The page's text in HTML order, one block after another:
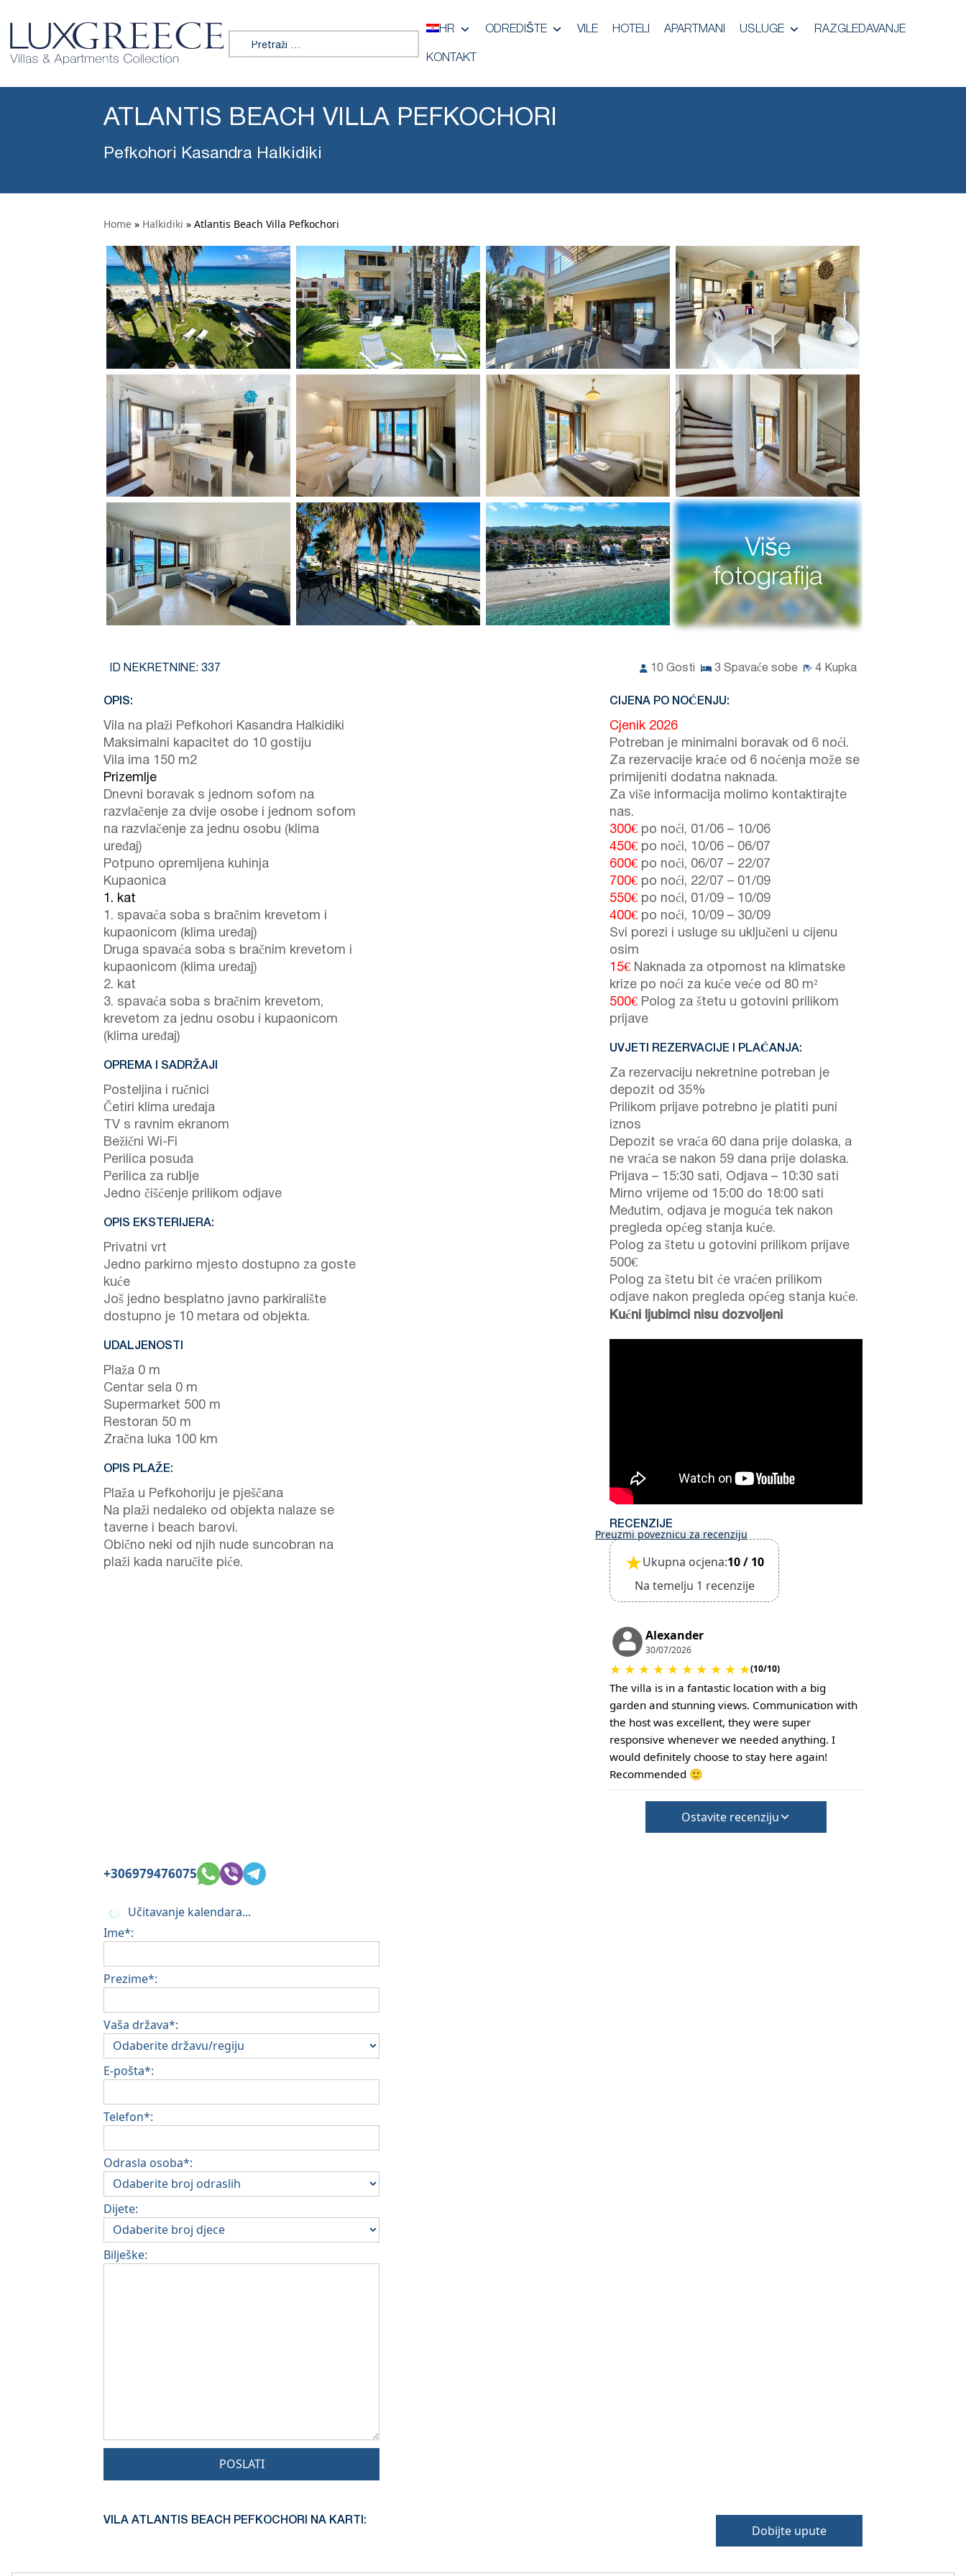
Tražiti:
HR ODREDIŠTE VILE HOTELI APARTMANI USLUGE RAZGLEDAVANJE
KONTAKT
ATLANTIS BEACH VILLA PEFKOCHORI
Pefkohori Kasandra Halkidiki
Home » Halkidiki » Atlantis Beach Villa Pefkochori
Više
fotografija
ID NEKRETNINE: 337 10 Gosti 3 Spavaće sobe 4 Kupka
OPIS:
Vila na plaži Pefkohori Kasandra Halkidiki
Maksimalni kapacitet do 10 gostiju
Vila ima 150 m2
Prizemlje
Dnevni boravak s jednom sofom na
razvlačenje za dvije osobe i jednom sofom
na razvlačenje za jednu osobu (klima
uređaj)
Potpuno opremljena kuhinja
Kupaonica
1. kat
1. spavaća soba s bračnim krevetom i
kupaonicom (klima uređaj)
Druga spavaća soba s bračnim krevetom i
kupaonicom (klima uređaj)
2. kat
3. spavaća soba s bračnim krevetom,
krevetom za jednu osobu i kupaonicom
(klima uređaj)
OPREMA I SADRŽAJI
Posteljina i ručnici
Četiri klima uređaja
TV s ravnim ekranom
Bežični Wi-Fi
Perilica posuđa
Perilica za rublje
Jedno čišćenje prilikom odjave
OPIS EKSTERIJERA:
Privatni vrt
Jedno parkirno mjesto dostupno za goste
kuće
Još jedno besplatno javno parkiralište
dostupno je 10 metara od objekta.
UDALJENOSTI
Plaža 0 m
Centar sela 0 m
Supermarket 500 m
Restoran 50 m
Zračna luka 100 km
OPIS PLAŽE:
Plaža u Pefkohoriju je pješčana
Na plaži nedaleko od objekta nalaze se
taverne i beach barovi.
Obično neki od njih nude suncobran na
plaži kada naručite piće.
CIJENA PO NOĆENJU:
Cjenik 2026
Potreban je minimalni boravak od 6 noći.
Za rezervacije kraće od 6 noćenja može se
primijeniti dodatna naknada.
Za više informacija molimo kontaktirajte
nas.
300€ po noći, 01/06 – 10/06
450€ po noći, 10/06 – 06/07
600€ po noći, 06/07 – 22/07
700€ po noći, 22/07 – 01/09
550€ po noći, 01/09 – 10/09
400€ po noći, 10/09 – 30/09
Svi porezi i usluge su uključeni u cijenu
osim
15€ Naknada za otpornost na klimatske
krize po noći za kuće veće od 80 m²
500€ Polog za štetu u gotovini prilikom
prijave
UVJETI REZERVACIJE I PLAĆANJA:
Za rezervaciju nekretnine potreban je
depozit od 35%
Prilikom prijave potrebno je platiti puni
iznos
Depozit se vraća 60 dana prije dolaska, a
ne vraća se nakon 59 dana prije dolaska.
Prijava – 15:30 sati, Odjava – 10:30 sati
Mirno vrijeme od 15:00 do 18:00 sati
Međutim, odjava je moguća tek nakon
pregleda općeg stanja kuće.
Polog za štetu u gotovini prilikom prijave
500€
Polog za štetu bit će vraćen prilikom
odjave nakon pregleda općeg stanja kuće.
Kućni ljubimci nisu dozvoljeni
RECENZIJE
Preuzmi poveznicu za recenziju
★Ukupna ocjena:10 / 10
Na temelju 1 recenzije
Alexander
30/07/2026
★ ★ ★ ★ ★ ★ ★ ★ ★ ★(10/10)
The villa is in a fantastic location with a big
garden and stunning views. Communication with
the host was excellent, they were super
responsive whenever we needed anything. I
would definitely choose to stay here again!
Recommended 🙂
Ostavite recenziju
+306979476075
Učitavanje kalendara...
Ime*:
Prezime*:
Vaša država*:
E-pošta*:
Telefon*:
Odrasla osoba*:
Dijete:
Bilješke:
POSLATI
VILA ATLANTIS BEACH PEFKOCHORI NA KARTI:
Dobijte upute